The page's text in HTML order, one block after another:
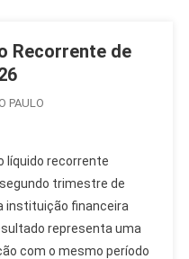
Recorrente de
PAULO
líquido recorrente
trimestre de
instituição financeira
representa uma
com o mesmo período